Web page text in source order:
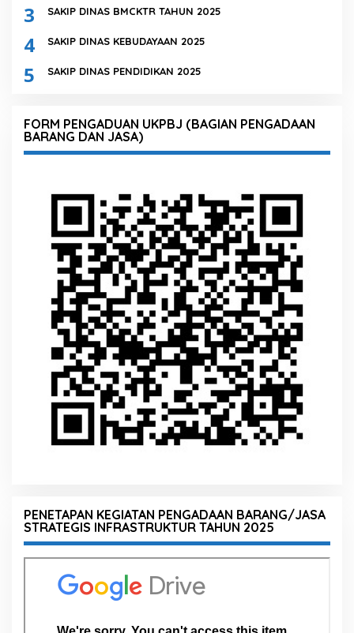
3 SAKIP DINAS BMCKTR TAHUN 2025
4 SAKIP DINAS KEBUDAYAAN 2025
5 SAKIP DINAS PENDIDIKAN 2025
FORM PENGADUAN UKPBJ (BAGIAN PENGADAAN
BARANG DAN JASA)
PENETAPAN KEGIATAN PENGADAAN BARANG/JASA
STRATEGIS INFRASTRUKTUR TAHUN 2025